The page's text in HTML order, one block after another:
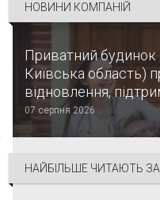
НОВИНИ КОМПАНІЙ
Приватний будинок
Київська область)
відновлення,
07 серпня 2026
НАЙБІЛЬШЕ ЧИТАЮТЬ